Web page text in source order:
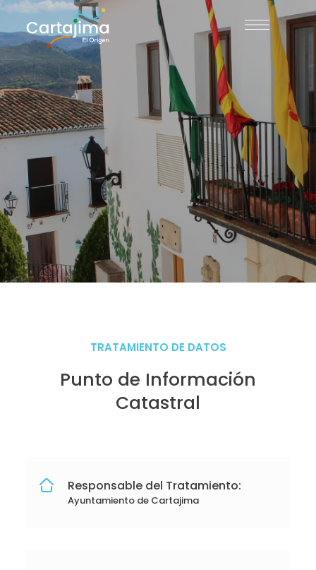
TRATAMIENTO DE DATOS
Punto de Información
Catastral
Responsable del Tratamiento:
Ayuntamiento de Cartajima